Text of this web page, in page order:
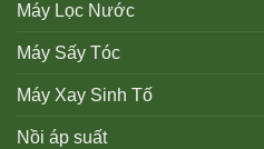
Máy Lọc Nước
Máy Sấy Tóc
Máy Xay Sinh Tố
Nồi áp suất